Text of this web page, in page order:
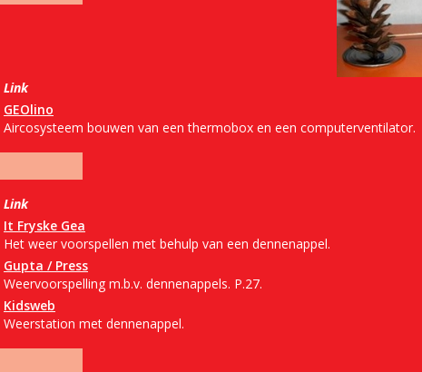
Link
GEOlino
Aircosysteem bouwen van een thermobox en een computerventilator.
Link
It Fryske Gea
Het weer voorspellen met behulp van een dennenappel.
Gupta / Press
Weervoorspelling m.b.v. dennenappels. P.27.
Kidsweb
Weerstation met dennenappel.